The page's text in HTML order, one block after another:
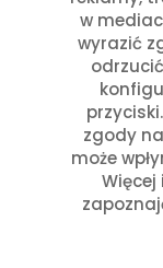
w
wyrazić
zgody
może